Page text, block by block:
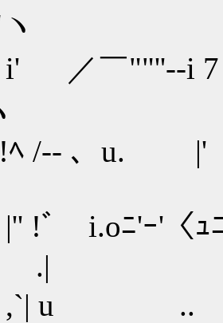
￣""''--i
、u. |' |ﾉ
ﾆ'ｰ'〈ｭﾆ!
.|
u ..